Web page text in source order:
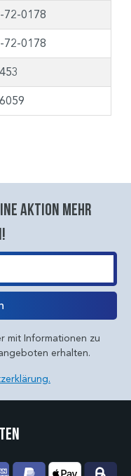
72-0178
72-0178
aktion mehr
mit Informationen zu
erhalten.